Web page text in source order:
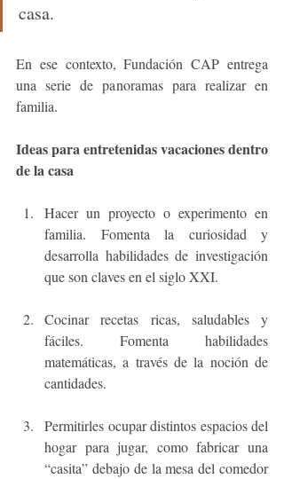
casa.
En ese contexto, Fundación CAP entrega
una serie de panoramas para realizar en
familia.
Ideas para entretenidas vacaciones dentro
de la casa
Hacer un proyecto o experimento en
familia. Fomenta la curiosidad y
desarrolla habilidades de investigación
que son claves en el siglo XXI.
Cocinar recetas ricas, saludables y
fáciles. Fomenta habilidades
matemáticas, a través de la noción de
cantidades.
Permitirles ocupar distintos espacios del
hogar para jugar, como fabricar una
“casita” debajo de la mesa del comedor